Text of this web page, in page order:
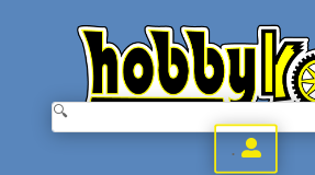
.